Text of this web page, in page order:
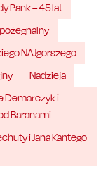
Pank – 45 lat
NAJgorszego
Nadzieja
Demarczyk i
Baranami
i Jana Kantego